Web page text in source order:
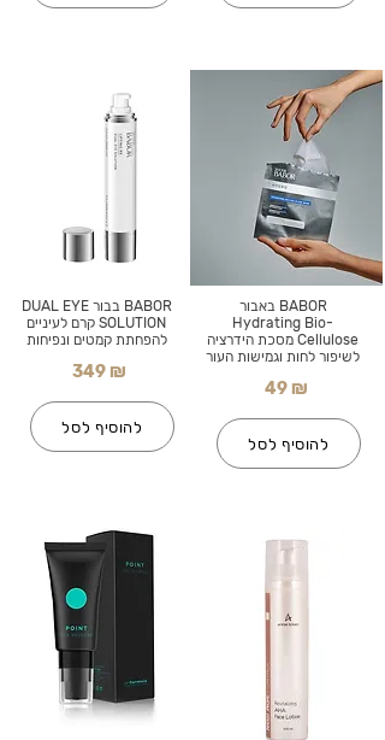
BABOR בבור DUAL EYE
SOLUTION קרם לעיניים
להפחתת קמטים ונפיחות
349 ₪
להוסיף לסל
BABOR באבור
Hydrating Bio-
Cellulose מסכת הידרציה
לשיפור לחות וגמישות העור
49 ₪
להוסיף לסל